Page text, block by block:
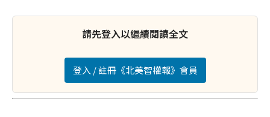
請先登入以繼續閱讀全文
登入 / 註冊《北美智權報》會員